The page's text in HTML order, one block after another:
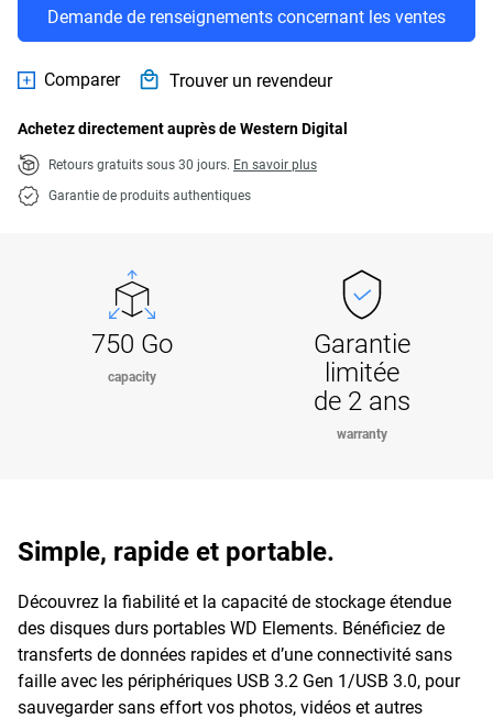
Demande de renseignements concernant les ventes
Comparer Trouver un revendeur
Achetez directement auprès de Western Digital
Retours gratuits sous 30 jours. En savoir plus
Garantie de produits authentiques
750 Go
capacity
Garantie
limitée
de 2 ans
warranty
Simple, rapide et portable.
Découvrez la fiabilité et la capacité de stockage étendue
des disques durs portables WD Elements. Bénéficiez de
transferts de données rapides et d’une connectivité sans
faille avec les périphériques USB 3.2 Gen 1/USB 3.0, pour
sauvegarder sans effort vos photos, vidéos et autres